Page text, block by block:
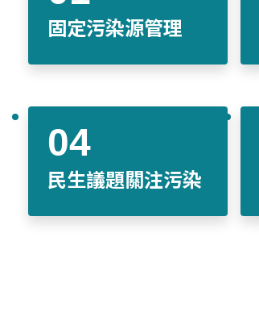
固定污染源管理
民生議題關注污染